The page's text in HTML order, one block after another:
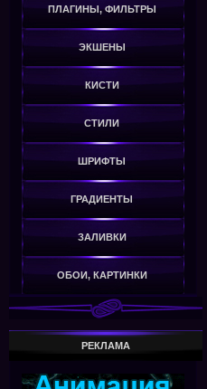
ПЛАГИНЫ, ФИЛЬТРЫ
ЭКШЕНЫ
КИСТИ
СТИЛИ
ШРИФТЫ
ГРАДИЕНТЫ
ЗАЛИВКИ
ОБОИ, КАРТИНКИ
РЕКЛАМА